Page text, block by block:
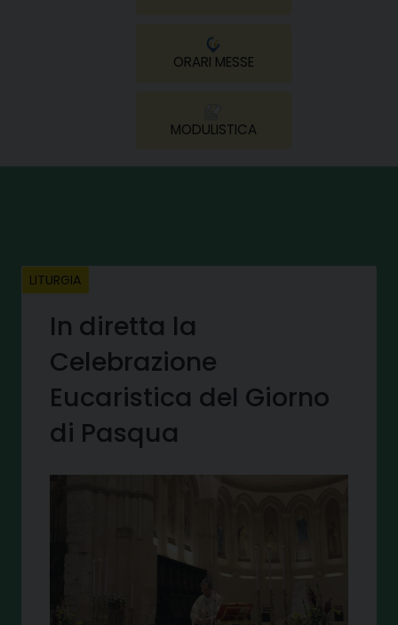
ORARI MESSE
MODULISTICA
LITURGIA
In diretta la
Celebrazione
Eucaristica del Giorno
di Pasqua